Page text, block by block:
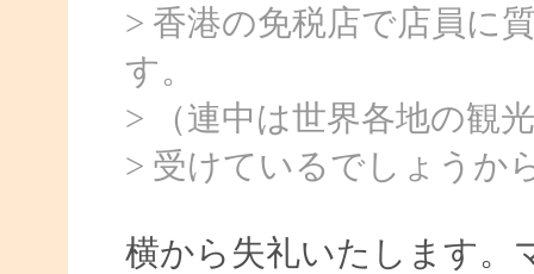
> 香港の免税店で店員に
す。
> （連中は世界各地の観
> 受けているでしょうか
横から失礼いたします。